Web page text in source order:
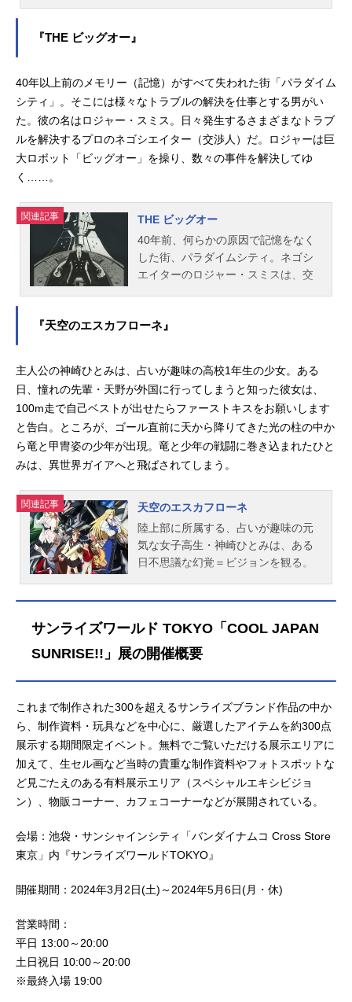
サービス公式サイトをご確認くださ
い。DMMTV月額550円（税込）で新
作アニメから懐かしの名作まで見放
題の「DMMTV」。マルチデバイス対
応で、会員限定のお得な特典も盛り
だ...
ダ』の争奪戦に巻き込まれ、否応な
しにドライバー登録されてしまい、
過酷なサイバーフォーミュラに参戦
することになった。チームメイトや
ライバル、そしてアスラーダから時
利用しようと企む一派に父が殺され
たことを知らされ、一度は絶望の淵
に立たされるハヤト。彼は危険を回
避するために身を隠していた母や、
真相を知り「ナイト・シューマッ
ハ」と名を変えてハヤトを守ってき
ームクルーに支えられどうにか立ち
するはずの、父の遺したニューシャ
ーシ『スーパーアスラーダ』を手に
入れ、グランプリに改めて挑む決意
を固めた。それは「父の作ったマシ
ンでチャンプになる」という、新た
な夢の出発点でもあった。作品名新
世紀GPXサイバーフォーミュラ放送
形態TVアニメスケジ...
『THE ビッグオー』
40年以上前のメモリー（記憶）がすべて失われた街「パラダイム
シティ」。そこには様々なトラブルの解決を仕事とする男がい
た。彼の名はロジャー・スミス。日々発生するさまざまなトラブ
ルを解決するプロのネゴシエイター（交渉人）だ。ロジャーは巨
大ロボット「ビッグオー」を操り、数々の事件を解決してゆ
く……。
関連記事
THE ビッグオー
40年前、何らかの原因で記憶をなく
した街、パラダイムシティ。ネゴシ
エイターのロジャー・スミスは、交
り、この街で起こる数々の難事件に
の女エンジェルや、街を牛耳るパラ
ダイム社の社長アレックス・ローズ
ウォーターの陰謀が見え隠れする。
ロジャーは次第に、この世界の謎に
直面していく。作品名THEビッグオ
ー放送形態TVアニメスケジュール19
日（水）WOWOWほか話数全13話キ
ャストロジャー･スミス：宮本充Ｒ･
ドロシー・ウェインライト：矢島晶
子ノーマン・バーグ：清川元夢ダ
ン・ダストン：玄田哲章エンジェ
ル：篠原恵美ビッグ・イヤー：辻親
八アレックス・ローズウォーター：
石塚運昇シュバルツ・バルト：堀勝
之祐ゴードン・ローズウォーター：
納谷悟朗ベック：大塚芳忠スタッフ
ーパーバイザー：さとうけいいちシ
リーズ構成：小中千昭 片山一良キ
ャラクターデザイン・メカニックデ
ザイン：さとうけいいち美術デザイ
ン：佐藤肇美術監督：太田大美術監
『天空のエスカフローネ』
主人公の神崎ひとみは、占いが趣味の高校1年生の少女。ある
日、憧れの先輩・天野が外国に行ってしまうと知った彼女は、
100m走で自己ベストが出せたらファーストキスをお願いします
と告白。ところが、ゴール直前に天から降りてきた光の柱の中か
ら竜と甲冑姿の少年が出現。竜と少年の戦闘に巻き込まれたひと
みは、異世界ガイアへと飛ばされてしまう。
関連記事
天空のエスカフローネ
陸上部に所属する、占いが趣味の元
気な女子高生・神崎ひとみは、ある
日不思議な幻覚＝ビジョンを観る。
冑を身に纏った少年バァンが巨大な
竜とともに現れ、ひとみは戦闘に巻
ァンを勝利に導いたひとみは、再び
出現した光の柱に飲み込まれ、異世
界“ガイア”に転移してしまう。そこは
空に月と地球が浮かび、人間はおろ
か、狼族や猫族などの獣人、そして
竜までもが跋扈する、ひとみがビジ
ョンで観た光景が広がっていた…。
作品名天空のエスカフローネ放送形
日（火）～1996年9月24日（火）テ
レビ東京ほか話数全26話キャスト神
ネル：関智一アレン・シェザール：
サンライズワールド TOKYO「COOL JAPAN
SUNRISE!!」展の開催概要
これまで制作された300を超えるサンライズブランド作品の中か
ら、制作資料・玩具などを中心に、厳選したアイテムを約300点
展示する期間限定イベント。無料でご覧いただける展示エリアに
加えて、生セル画など当時の貴重な制作資料やフォトスポットな
ど見ごたえのある有料展示エリア（スペシャルエキシビジョ
ン）、物販コーナー、カフェコーナーなどが展開されている。
会場：池袋・サンシャインシティ「バンダイナムコ Cross Store
東京」内『サンライズワールドTOKYO』
開催期間：2024年3月2日(土)～2024年5月6日(月・休)
営業時間：
平日 13:00～20:00
土日祝日 10:00～20:00
※最終入場 19:00